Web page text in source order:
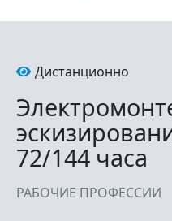
Дистанционно
72/144 часа
РАБОЧИЕ ПРОФЕССИИ